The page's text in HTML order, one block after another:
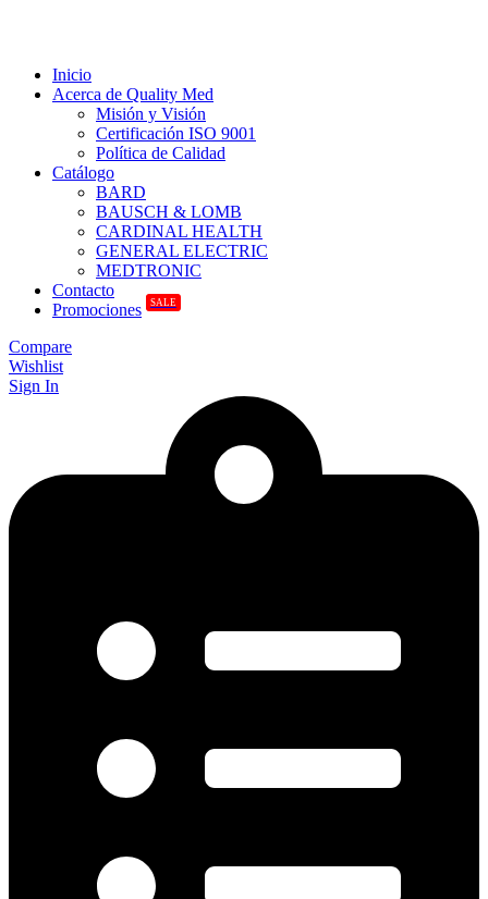
Inicio
Acerca de Quality Med
Misión y Visión
Certificación ISO 9001
Política de Calidad
Catálogo
BARD
BAUSCH & LOMB
CARDINAL HEALTH
GENERAL ELECTRIC
MEDTRONIC
Contacto
Promociones
SALE
Compare
Wishlist
Sign In